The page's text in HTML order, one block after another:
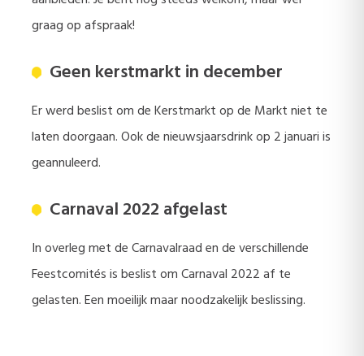
graag op afspraak!
Geen kerstmarkt in december
Er werd beslist om de Kerstmarkt op de Markt niet te
laten doorgaan. Ook de nieuwsjaarsdrink op 2 januari is
geannuleerd.
Carnaval 2022 afgelast
In overleg met de Carnavalraad en de verschillende
Feestcomités is beslist om Carnaval 2022 af te
gelasten. Een moeilijk maar noodzakelijk beslissing.